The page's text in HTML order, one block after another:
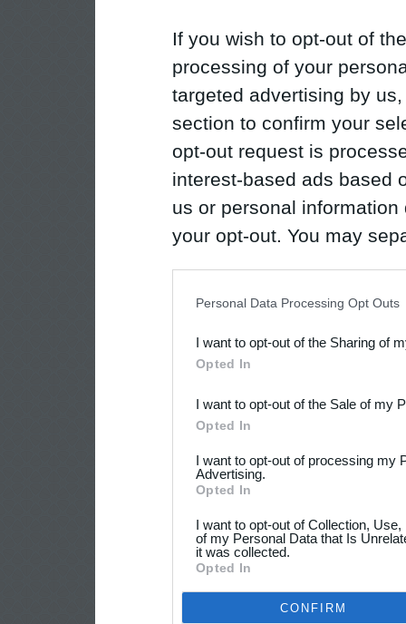
If you wish to opt-out of
processing of your
targeted advertising by
section to confirm your
opt-out request is
interest-based ads based
us or personal
your opt-out. You may
Downstream Participants
third parties.
Personal Data Processing Opt Outs
I want to opt-out of the Sharing of
Opted In
I want to opt-out of the Sale of my
Opted In
I want to opt-out of processing my
Advertising.
Opted In
I want to opt-out of Collection,
of my Personal Data that Is
it was collected.
Opted In
CONFIRM